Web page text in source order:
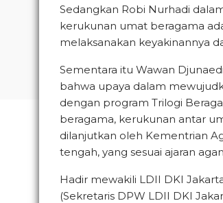
Sedangkan Robi Nurhadi
kerukunan umat beragama
melaksanakan keyakinannya
Sementara itu Wawan
bahwa upaya dalam
dengan program Trilogi
beragama, kerukunan antar
dilanjutkan oleh Kementrian
tengah, yang sesuai ajaran
Hadir mewakili LDII DKI
(Sekretaris DPW LDII DKI